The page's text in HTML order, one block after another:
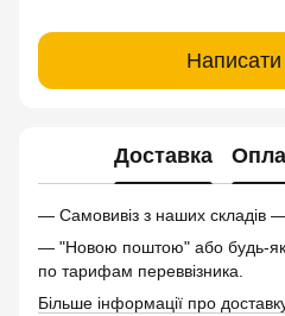
Написати
Доставка
— Самовивіз з наших складів
— "Новою поштою" або будь-
по тарифам переввізника.
Більше інформації про